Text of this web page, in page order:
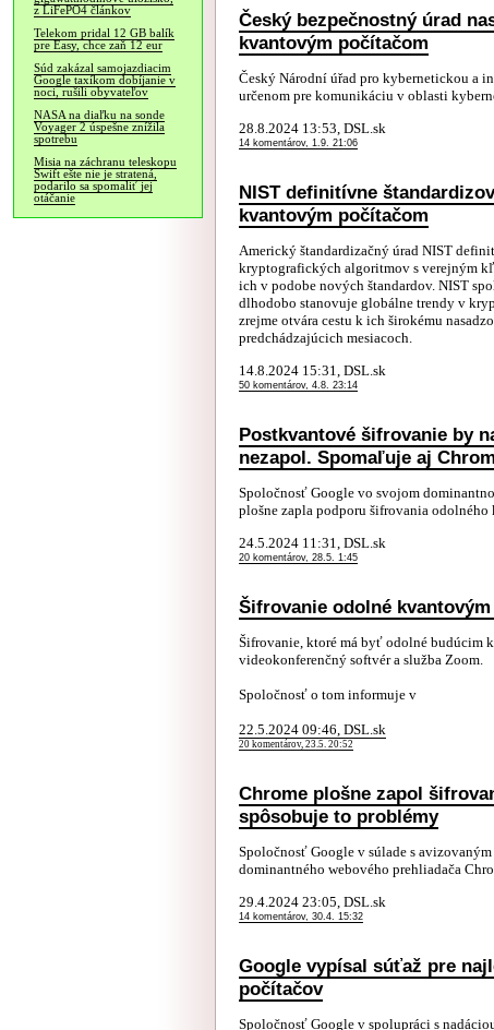
z LiFePO4 článkov
Telekom pridal 12 GB balík
pre Easy, chce zaň 12 eur
Súd zakázal samojazdiacim
Google taxíkom dobíjanie v
noci, rušili obyvateľov
NASA na diaľku na sonde
Voyager 2 úspešne znížila
spotrebu
Misia na záchranu teleskopu
Swift ešte nie je stratená,
podarilo sa spomaliť jej
otáčanie
Český bezpečnostný úrad
kvantovým počítačom
Český Národní úřad pro kybernetickou a
určenom pre komunikáciu v oblasti
28.8.2024 13:53, DSL.sk
14 komentárov, 1.9. 21:06
NIST definitívne
kvantovým počítačom
Americký štandardizačný úrad NIST
kryptografických algoritmov s verejným
ich v podobe nových štandardov. NIST
dlhodobo stanovuje globálne trendy v
zrejme otvára cestu k ich širokému
predchádzajúcich mesiacoch.
14.8.2024 15:31, DSL.sk
50 komentárov, 4.8. 23:14
Postkvantové šifrovanie by
nezapol. Spomaľuje aj
Spoločnosť Google vo svojom
plošne zapla podporu šifrovania
24.5.2024 11:31, DSL.sk
20 komentárov, 28.5. 1:45
Šifrovanie odolné
Šifrovanie, ktoré má byť odolné budúcim
videokonferenčný softvér a služba Zoom.
Spoločnosť o tom informuje v
22.5.2024 09:46, DSL.sk
20 komentárov, 23.5. 20:52
Chrome plošne zapol
spôsobuje to problémy
Spoločnosť Google v súlade s
dominantného webového prehliadača
29.4.2024 23:05, DSL.sk
14 komentárov, 30.4. 15:32
Google vypísal súťaž pre
počítačov
Spoločnosť Google v spolupráci s